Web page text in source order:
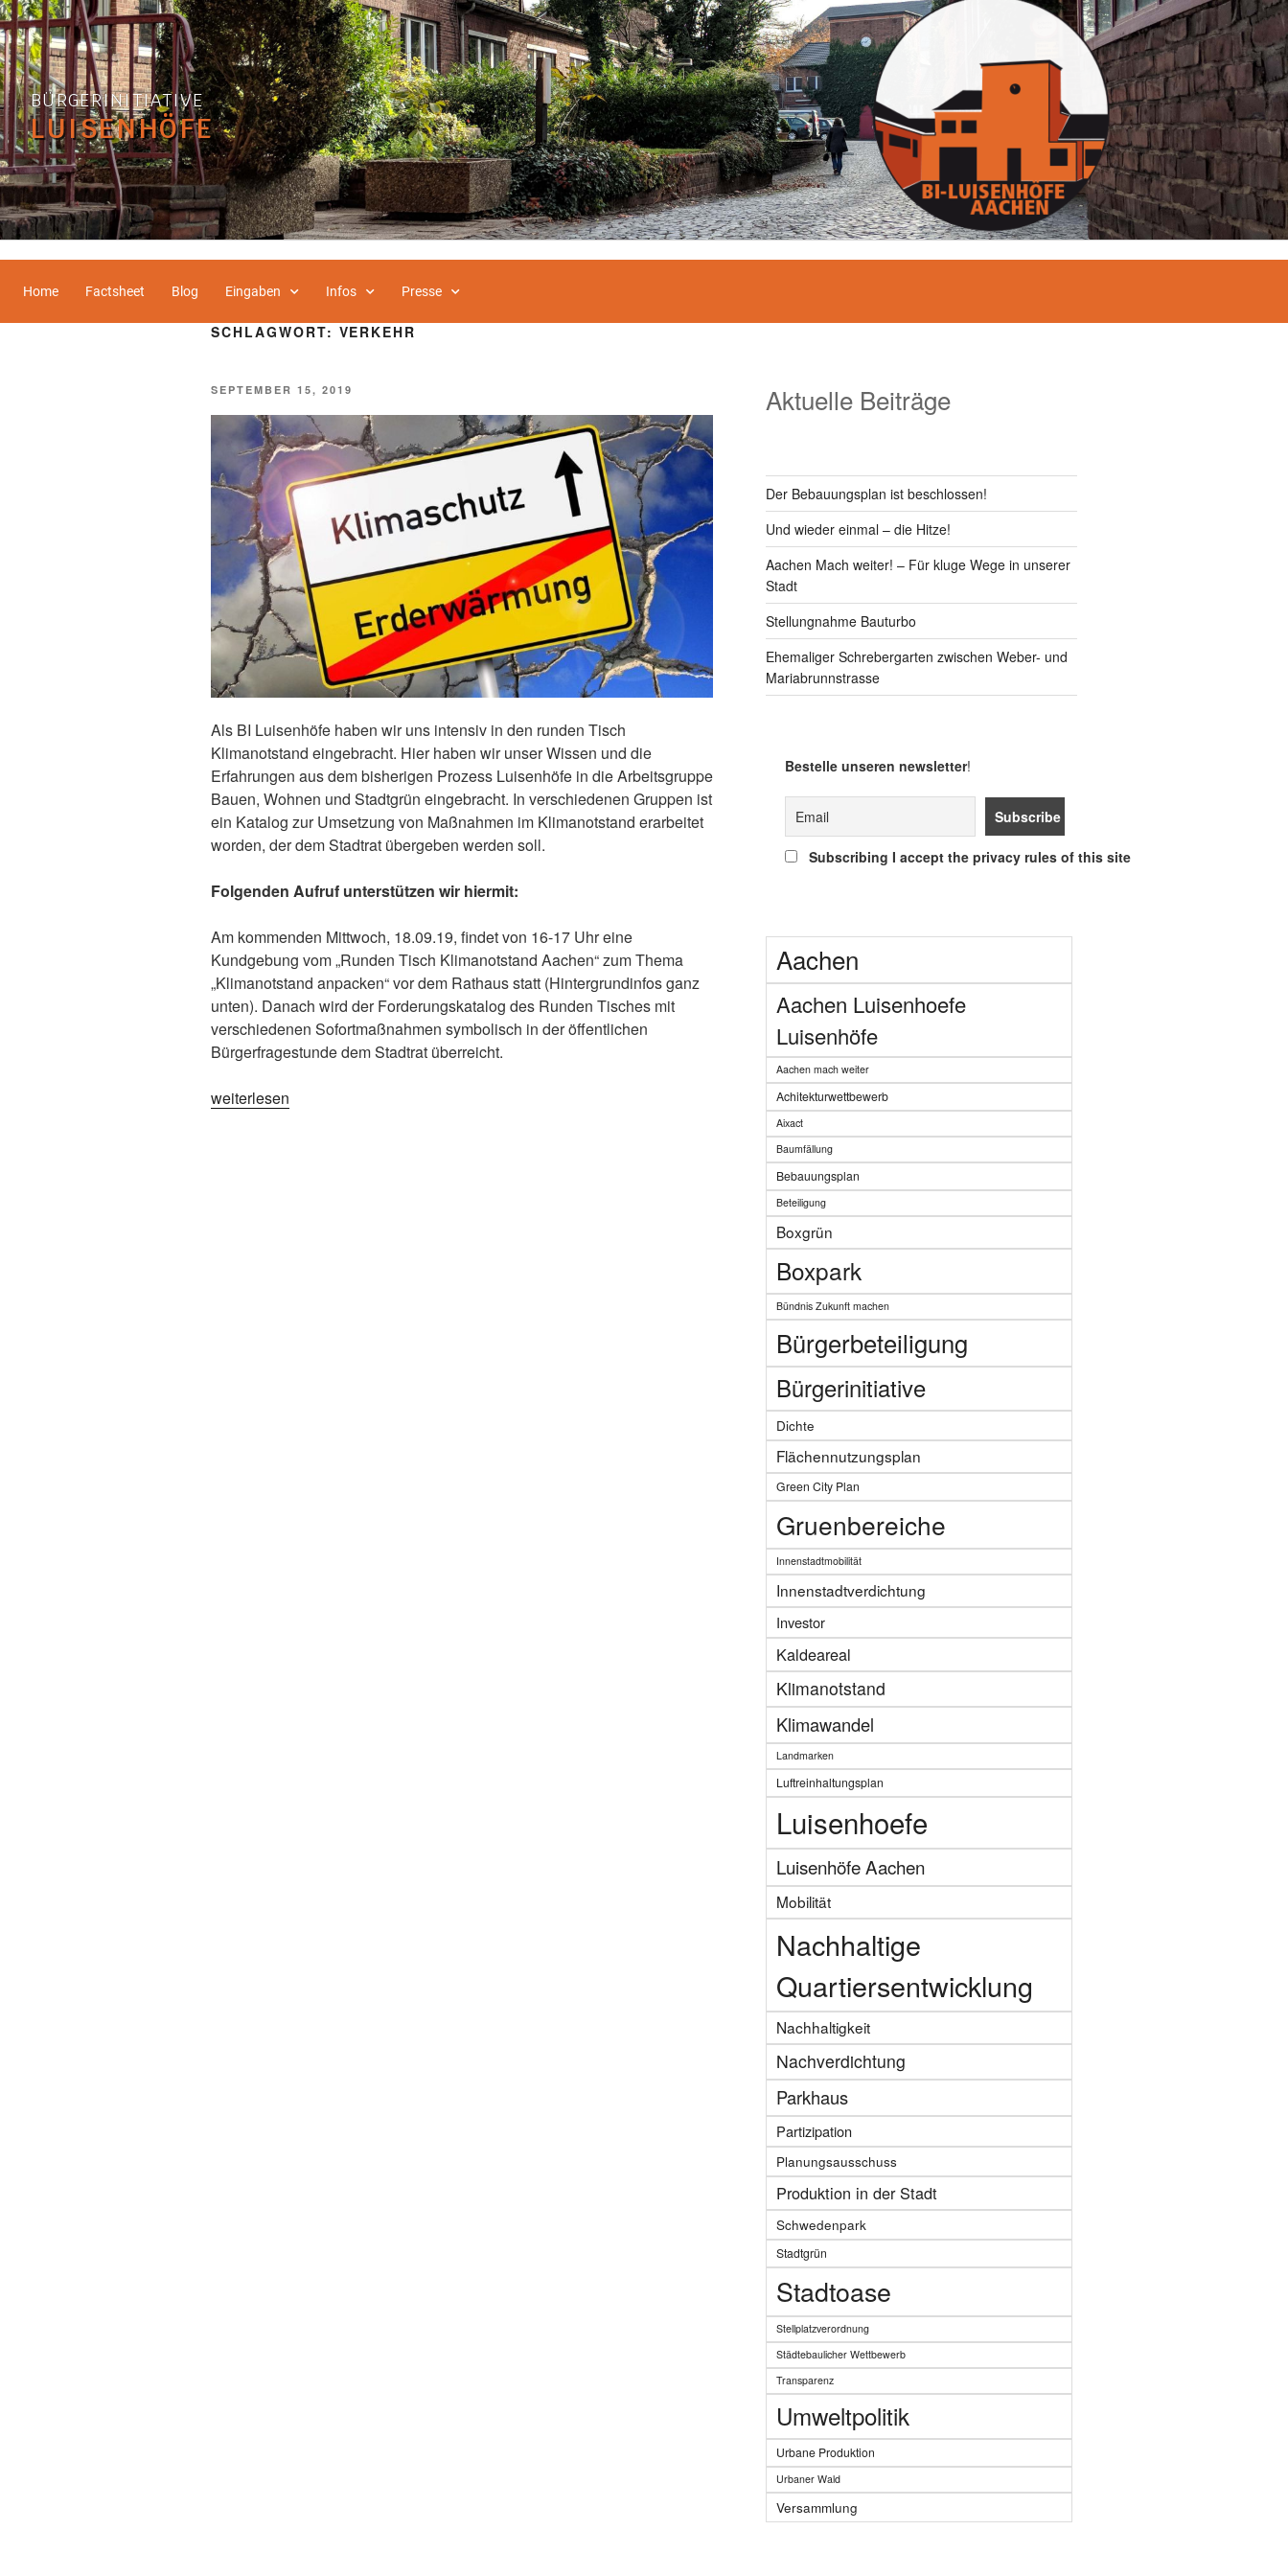
BÜRGERINITIATIVE
LUISENHÖFE
Home Factsheet Blog Eingaben Infos Presse
SCHLAGWORT: VERKEHR
SEPTEMBER 15, 2019
Als BI Luisenhöfe haben wir uns intensiv in den runden Tisch
Klimanotstand eingebracht. Hier haben wir unser Wissen und die
Erfahrungen aus dem bisherigen Prozess Luisenhöfe in die Arbeitsgruppe
Bauen, Wohnen und Stadtgrün eingebracht. In verschiedenen Gruppen ist
ein Katalog zur Umsetzung von Maßnahmen im Klimanotstand erarbeitet
worden, der dem Stadtrat übergeben werden soll.
Folgenden Aufruf unterstützen wir hiermit:
Am kommenden Mittwoch, 18.09.19, findet von 16-17 Uhr eine
Kundgebung vom „Runden Tisch Klimanotstand Aachen“ zum Thema
„Klimanotstand anpacken“ vor dem Rathaus statt (Hintergrundinfos ganz
unten). Danach wird der Forderungskatalog des Runden Tisches mit
verschiedenen Sofortmaßnahmen symbolisch in der öffentlichen
Bürgerfragestunde dem Stadtrat überreicht.
weiterlesen
Aktuelle Beiträge
Der Bebauungsplan ist beschlossen!
Und wieder einmal – die Hitze!
Aachen Mach weiter! – Für kluge Wege in unserer
Stadt
Stellungnahme Bauturbo
Ehemaliger Schrebergarten zwischen Weber- und
Mariabrunnstrasse
Bestelle unseren newsletter!
Subscribing I accept the privacy rules of this site
Aachen
Aachen Luisenhoefe
Luisenhöfe
Aachen mach weiter
Achitekturwettbewerb
Aixact
Baumfällung
Bebauungsplan
Beteiligung
Boxgrün
Boxpark
Bündnis Zukunft machen
Bürgerbeteiligung
Bürgerinitiative
Dichte
Flächennutzungsplan
Green City Plan
Gruenbereiche
Innenstadtmobilität
Innenstadtverdichtung
Investor
Kaldeareal
Klimanotstand
Klimawandel
Landmarken
Luftreinhaltungsplan
Luisenhoefe
Luisenhöfe Aachen
Mobilität
Nachhaltige
Quartiersentwicklung
Nachhaltigkeit
Nachverdichtung
Parkhaus
Partizipation
Planungsausschuss
Produktion in der Stadt
Schwedenpark
Stadtgrün
Stadtoase
Stellplatzverordnung
Städtebaulicher Wettbewerb
Transparenz
Umweltpolitik
Urbane Produktion
Urbaner Wald
Versammlung